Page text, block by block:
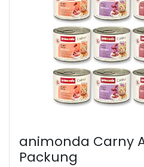
animonda Carny
Packung